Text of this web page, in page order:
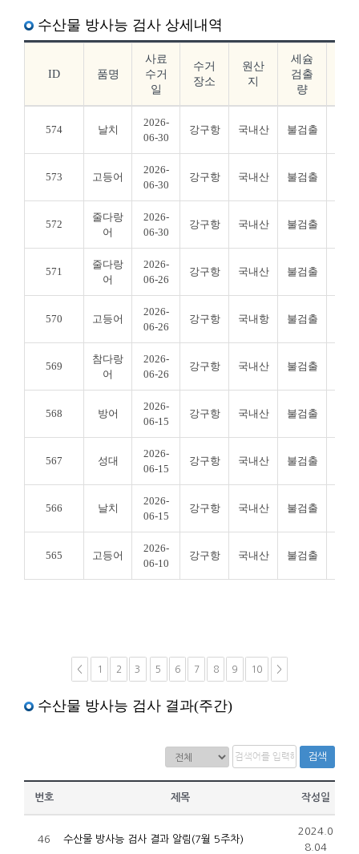
수산물 방사능 검사 상세내역
ID 품명
사료
수거
일
수거
장소
원산
지
세슘
검출
량
574 날치
2026-
06-30
강구항 국내산 불검출
573 고등어
2026-
06-30
강구항 국내산 불검출
572
줄다랑
어
2026-
06-30
강구항 국내산 불검출
571
줄다랑
어
2026-
06-26
강구항 국내산 불검출
570 고등어
2026-
06-26
강구항 국내항 불검출
569
참다랑
어
2026-
06-26
강구항 국내산 불검출
568 방어
2026-
06-15
강구항 국내산 불검출
567 성대
2026-
06-15
강구항 국내산 불검출
566 날치
2026-
06-15
강구항 국내산 불검출
565 고등어
2026-
06-10
강구항 국내산 불검출
< 1 2 3 5 6 7 8 9 10 >
수산물 방사능 검사 결과(주간)
검색
번호 제목 작성일
46 수산물 방사능 검사 결과 알림(7월 5주차)
2024.0
8.04